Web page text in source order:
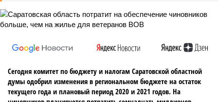
Сегодня комитет по бюджету и налогам Саратовской областной
думы одобрил изменения в региональном бюджете на остаток
текущего года и плановый период 2020 и 2021 годов. На